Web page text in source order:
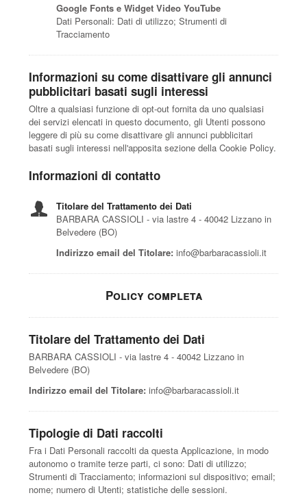
Google Fonts e Widget Video YouTube
Dati Personali: Dati di utilizzo; Strumenti di
Tracciamento
Informazioni su come disattivare gli annunci
pubblicitari basati sugli interessi
Oltre a qualsiasi funzione di opt-out fornita da uno qualsiasi
dei servizi elencati in questo documento, gli Utenti possono
leggere di più su come disattivare gli annunci pubblicitari
basati sugli interessi nell'apposita sezione della Cookie Policy.
Informazioni di contatto
Titolare del Trattamento dei Dati
BARBARA CASSIOLI - via lastre 4 - 40042 Lizzano in
Belvedere (BO)
Indirizzo email del Titolare: info@barbaracassioli.it
Policy completa
Titolare del Trattamento dei Dati
BARBARA CASSIOLI - via lastre 4 - 40042 Lizzano in
Belvedere (BO)
Indirizzo email del Titolare: info@barbaracassioli.it
Tipologie di Dati raccolti
Fra i Dati Personali raccolti da questa Applicazione, in modo
autonomo o tramite terze parti, ci sono: Dati di utilizzo;
Strumenti di Tracciamento; informazioni sul dispositivo; email;
nome; numero di Utenti; statistiche delle sessioni.